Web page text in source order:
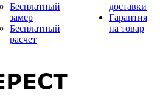
Бесплатный
замер
Бесплатный
расчет
доставки
Гарантия
на товар